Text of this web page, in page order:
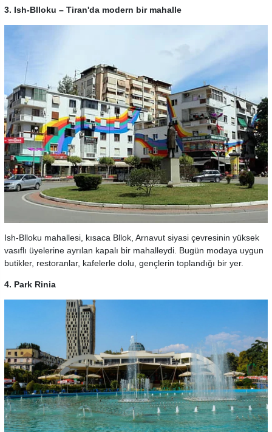
3. Ish-Blloku – Tiran'da modern bir mahalle
Ish-Blloku mahallesi, kısaca Bllok, Arnavut siyasi çevresinin yüksek
vasıflı üyelerine ayrılan kapalı bir mahalleydi. Bugün modaya uygun
butikler, restoranlar, kafelerle dolu, gençlerin toplandığı bir yer.
4. Park Rinia